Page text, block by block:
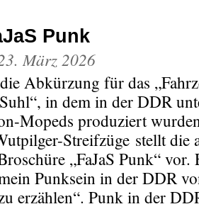
Punk
März 2026
Abkürzung für das
in dem in der DDR
Mopeds produziert
Streifzüge stellt die
„FaJaS Punk“
Punksein in der DDR
erzählen“. Punk in der